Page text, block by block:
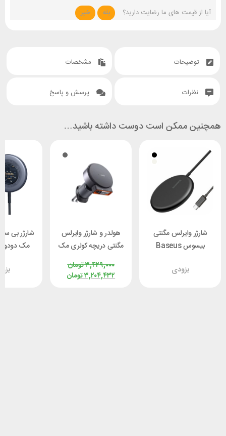
آیا از قیمت های ما رضایت دارید؟
بله خیر
توضیحات مشخصات
نظرات پرسش و پاسخ
همچنین ممکن است دوست داشته باشید…
شارژر وایرلس مگنتی
بیسوس Baseus
بزودی
هولدر و شارژر وایرلس
مگنتی دریچه کولری مک
3000 توان 15 وات
تومان۳,۴۲۹,۰۰۰
تومان۳,۲۰۴,۴۳۲
شارژر بی